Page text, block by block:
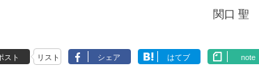
関口 聖
スト リスト シェア はてブ note